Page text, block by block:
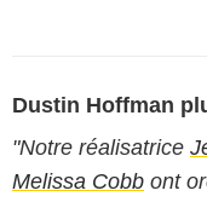
Dustin Hoffman
"Notre réalisatrice
Melissa Cobb ont